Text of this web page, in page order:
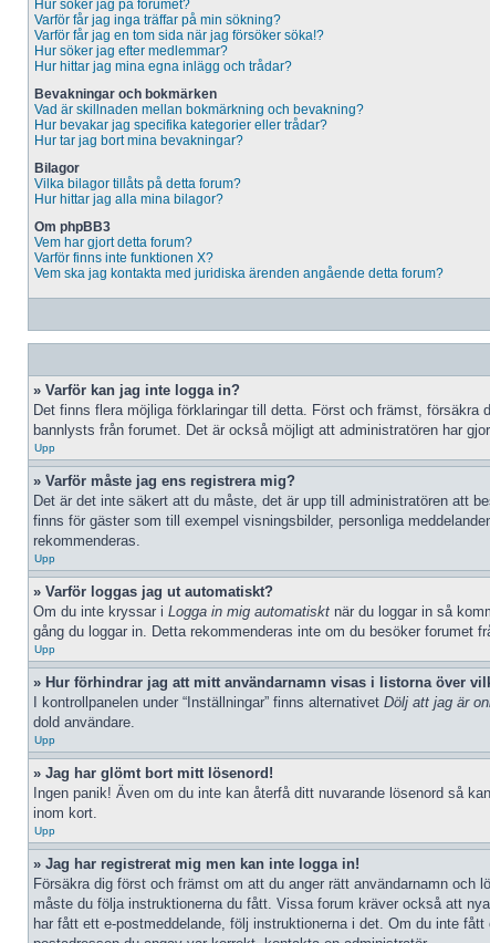
Hur söker jag på forumet?
Varför får jag inga träffar på min sökning?
Varför får jag en tom sida när jag försöker söka!?
Hur söker jag efter medlemmar?
Hur hittar jag mina egna inlägg och trådar?
Bevakningar och bokmärken
Vad är skillnaden mellan bokmärkning och bevakning?
Hur bevakar jag specifika kategorier eller trådar?
Hur tar jag bort mina bevakningar?
Bilagor
Vilka bilagor tillåts på detta forum?
Hur hittar jag alla mina bilagor?
Om phpBB3
Vem har gjort detta forum?
Varför finns inte funktionen X?
Vem ska jag kontakta med juridiska ärenden angående detta forum?
» Varför kan jag inte logga in?
Det finns flera möjliga förklaringar till detta. Först och främst,
bannlysts från forumet. Det är också möjligt att administratören har
Upp
» Varför måste jag ens registrera mig?
Det är det inte säkert att du måste, det är upp till administratören att
finns för gäster som till exempel visningsbilder, personliga
rekommenderas.
Upp
» Varför loggas jag ut automatiskt?
Om du inte kryssar i Logga in mig automatiskt när du loggar in så
gång du loggar in. Detta rekommenderas inte om du besöker forumet
Upp
» Hur förhindrar jag att mitt användarnamn visas i listorna över
I kontrollpanelen under “Inställningar” finns alternativet Dölj att jag är
dold användare.
Upp
» Jag har glömt bort mitt lösenord!
Ingen panik! Även om du inte kan återfå ditt nuvarande lösenord så
inom kort.
Upp
» Jag har registrerat mig men kan inte logga in!
Försäkra dig först och främst om att du anger rätt användarnamn
måste du följa instruktionerna du fått. Vissa forum kräver också att
har fått ett e-postmeddelande, följ instruktionerna i det. Om du inte